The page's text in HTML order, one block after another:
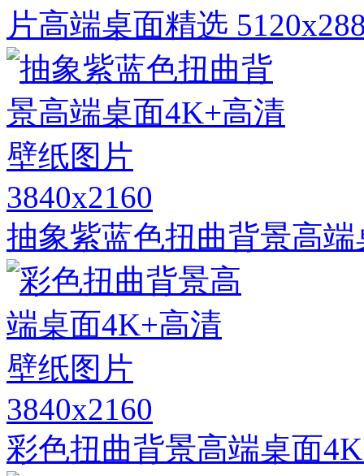
片高端桌面精选
3840x2160
抽象紫蓝色扭曲背景高
3840x2160
彩色扭曲背景高端桌面